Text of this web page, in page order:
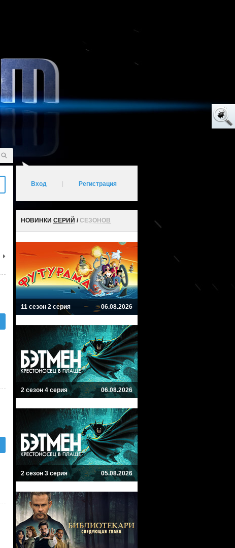
Вход Регистрация
НОВИНКИ СЕРИЙ /СЕЗОНОВ
11 сезон 2 серия 06.08.2026
2 сезон 4 серия 06.08.2026
2 сезон 3 серия 05.08.2026